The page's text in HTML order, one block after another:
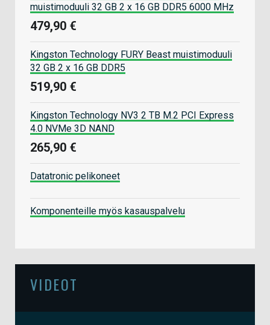
muistimoduuli 32 GB 2 x 16 GB DDR5 6000 MHz
479,90 €
Kingston Technology FURY Beast muistimoduuli
32 GB 2 x 16 GB DDR5
519,90 €
Kingston Technology NV3 2 TB M.2 PCI Express
4.0 NVMe 3D NAND
265,90 €
Datatronic pelikoneet
Komponenteille myös kasauspalvelu
VIDEOT